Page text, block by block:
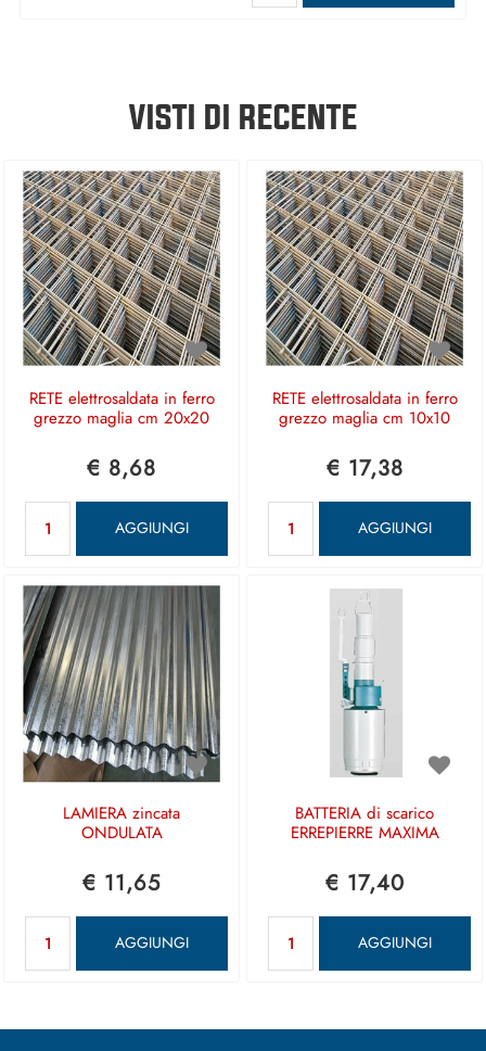
VISTI DI RECENTE
RETE elettrosaldata in ferro
grezzo maglia cm 20x20
€ 8,68
AGGIUNGI
RETE elettrosaldata in ferro
grezzo maglia cm 10x10
€ 17,38
AGGIUNGI
LAMIERA zincata
ONDULATA
€ 11,65
AGGIUNGI
BATTERIA di scarico
ERREPIERRE MAXIMA
€ 17,40
AGGIUNGI